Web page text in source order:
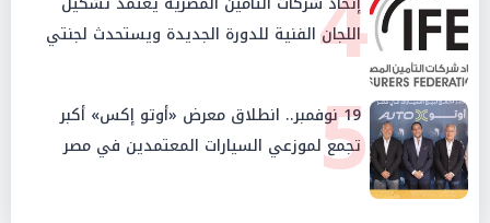
اللجان الفنية للدورة الجديدة ويستحدث لجنتي
الأمن السيبراني والإستثمار والإدخار
519 نوفمبر.. انطلاق معرض «أوتو إكس» أكبر
تجمع لموزعي السيارات المعتمدين في مصر